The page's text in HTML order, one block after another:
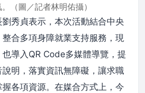
（圖／記者林明佑攝）
秀貞表示，本次活動結合中央
合多項身障就業支持服務，現
導入QR Code多媒體導覽，提
明，落實資訊無障礙，讓求職
各項資源。在媒合方式上，今